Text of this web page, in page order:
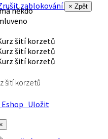
zablokování
× Zpět
někdo
šití korzetů
Uložit